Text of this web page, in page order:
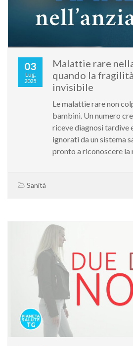
03
Lug,
2025
Malattie rare
quando la
invisibile
Le malattie rare non
bambini. Un numero
riceve diagnosi tardive
ignorati da un sistema
pronto a riconoscere la
Sanità